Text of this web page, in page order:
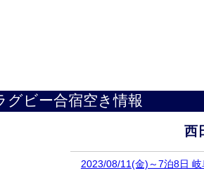
グビー合宿空き情報
西
2023/08/11(金)～7泊8日 岐